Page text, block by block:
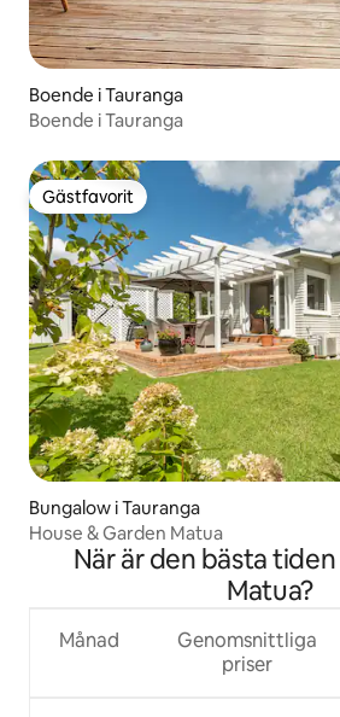
Boende i Tauranga
Boende i Tauranga
Gästfavorit
Gästfavorit
Bungalow i Tauranga
House & Garden Matua
När är den bästa
Matua?
Månad
Genomsnittliga
priser